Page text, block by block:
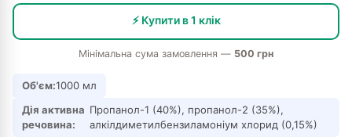
⚡ Купити в 1 клік
Мінімальна сума замовлення — 500 грн
Об'єм:1000 мл
Дія активна
речовина:
Пропанол-1 (40%), пропанол-2 (35%),
алкілдиметилбензиламоніум хлорид (0,15%)